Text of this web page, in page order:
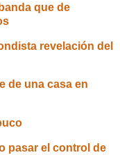
que de
revelación del
de una casa en
pasar el control de